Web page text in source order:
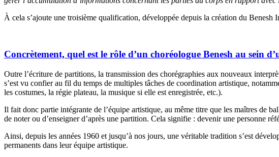
À cela s’ajoute une troisième qualification, développée depuis la création du Benesh
Concrètement, quel est le rôle d’un choréologue Benesh au sein
Outre l’écriture de partitions, la transmission des chorégraphies aux nouveaux
s’est vu confier au fil du temps de multiples tâches de coordination artistique,
les costumes, la régie plateau, la musique si elle est enregistrée, etc.).
Il fait donc partie intégrante de l’équipe artistique, au même titre que les maîtres de
de noter ou d’enseigner d’après une partition. Cela signifie : devenir une personne
Ainsi, depuis les années 1960 et jusqu’à nos jours, une véritable tradition s’est
permanents dans leur équipe artistique.